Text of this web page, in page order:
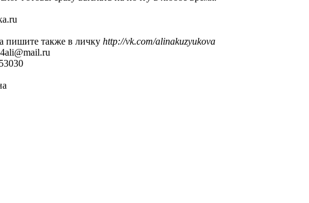
пишите также в личку http://vk.com/alinakuzyukova